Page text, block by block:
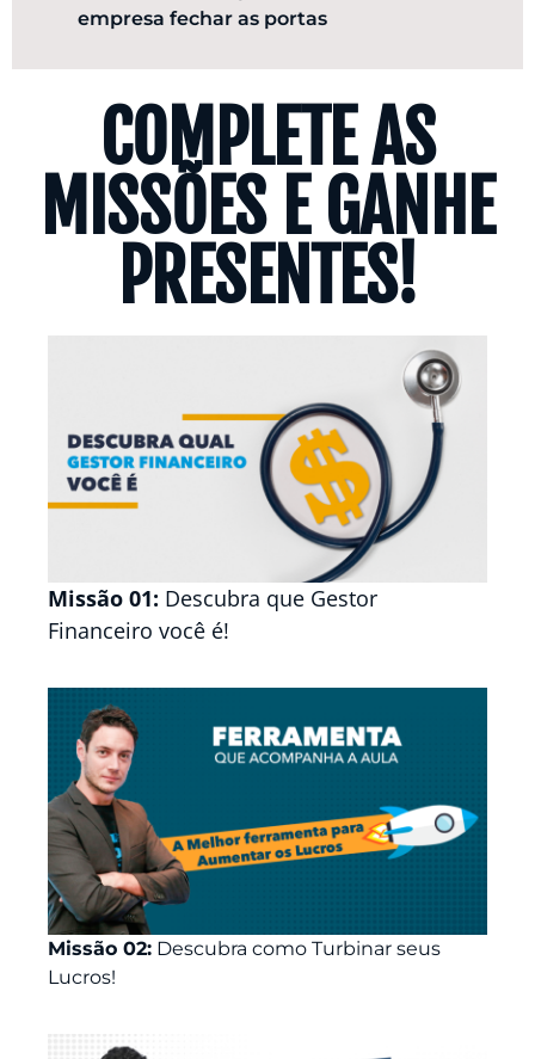
empresa fechar as portas
COMPLETE AS
MISSÕES E GANHE
PRESENTES!
Missão 01: Descubra que Gestor
Financeiro você é!
Missão 02: Descubra como Turbinar seus
Lucros!